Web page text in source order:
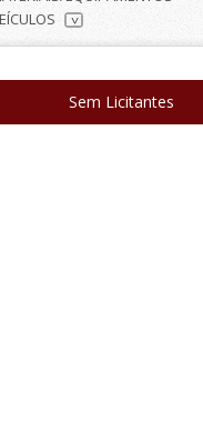
>
Sem Licitantes